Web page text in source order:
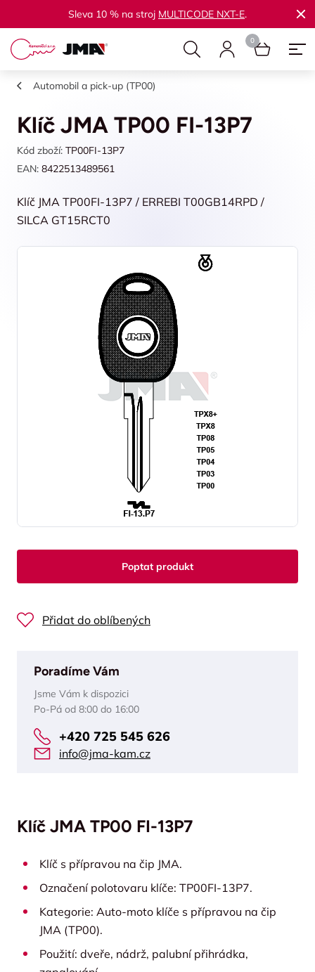
Sleva 10 % na stroj MULTICODE NXT-E.
Automobil a pick-up (TP00)
Klíč JMA TP00 FI-13P7
Kód zboží: TP00FI-13P7
EAN: 8422513489561
Klíč JMA TP00FI-13P7 / ERREBI T00GB14RPD /
SILCA GT15RCT0
Poptat produkt
Přidat do oblíbených
Poradíme Vám
Jsme Vám k dispozici
Po-Pá od 8:00 do 16:00
+420 725 545 626
info@jma-kam.cz
Klíč JMA TP00 FI-13P7
Klíč s přípravou na čip JMA.
Označení polotovaru klíče: TP00FI-13P7.
Kategorie: Auto-moto klíče s přípravou na čip
JMA (TP00).
Použití: dveře, nádrž, palubní přihrádka,